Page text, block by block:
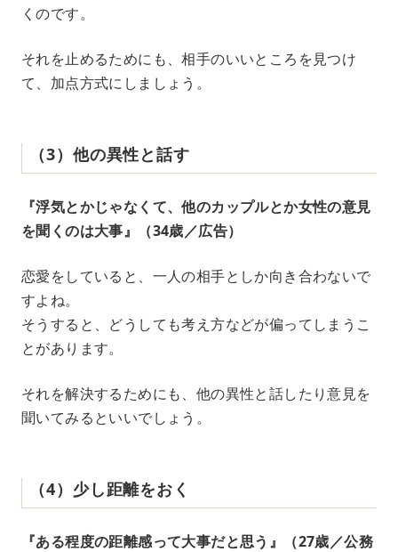
くのです。
それを止めるためにも、相手のいいところを見つけ
て、加点方式にしましょう。
（3）他の異性と話す
『浮気とかじゃなくて、他のカップルとか女性の意見
を聞くのは大事』（34歳／広告）
恋愛をしていると、一人の相手としか向き合わないで
すよね。
そうすると、どうしても考え方などが偏ってしまうこ
とがあります。
それを解決するためにも、他の異性と話したり意見を
聞いてみるといいでしょう。
（4）少し距離をおく
『ある程度の距離感って大事だと思う』（27歳／公務